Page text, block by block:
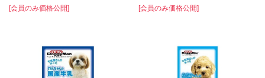
[会員のみ価格公開] [会員のみ価格公開]